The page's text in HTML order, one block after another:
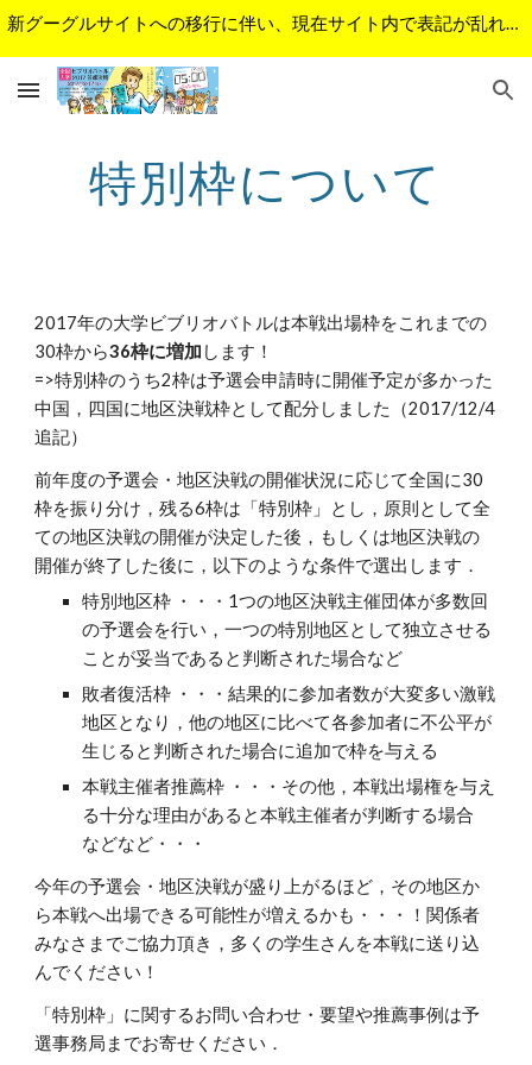
新グーグルサイトへの移行に伴い、現在サイト内で表記が乱れているページがあります。順次修正予定です。ご不便をおかけして申し訳ございません。
特別枠について
2017年の大学ビブリオバトルは本戦出場枠をこれまでの
30枠から36枠に増加 します！
=>特別枠のうち2枠は予選会申請時に開催予定が多かった
中国，四国に地区決戦枠として配分しました（2017/12/4
追記）
前年度の予選会・地区決戦の開催状況に応じて全国に30
枠を振り分け，残る6枠は「特別枠」とし，原則として全
ての地区決戦の開催が決定した後，もしくは地区決戦の
開催が終了した後に，以下のような条件で選出します．
特別地区枠 ・・・1つの地区決戦主催団体が多数回
の予選会を行い，一つの特別地区として独立させる
ことが妥当であると判断された場合など
敗者復活枠 ・・・結果的に参加者数が大変多い激戦
地区となり，他の地区に比べて各参加者に不公平が
生じると判断された場合に追加で枠を与える
本戦主催者推薦枠 ・・・その他，本戦出場権を与え
る十分な理由があると本戦主催者が判断する場合
などなど・・・
今年の予選会・地区決戦が盛り上がるほど，その地区か
ら本戦へ出場できる可能性が増えるかも・・・！関係者
みなさまでご協力頂き，多くの学生さんを本戦に送り込
んでください！
「特別枠」に関するお問い合わせ・要望や推薦事例は予
選事務局までお寄せください．